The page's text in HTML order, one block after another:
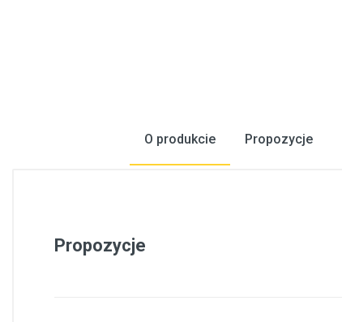
O produkcie Propozycje
Propozycje